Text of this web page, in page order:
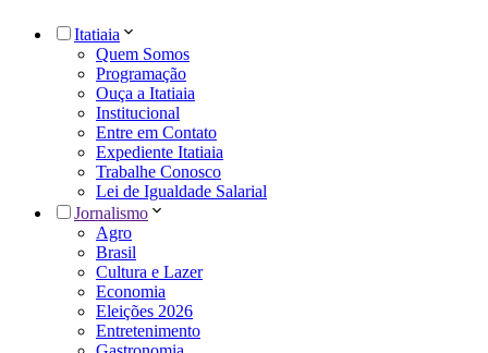
Itatiaia
Quem Somos
Programação
Ouça a Itatiaia
Institucional
Entre em Contato
Expediente Itatiaia
Trabalhe Conosco
Lei de Igualdade Salarial
Jornalismo
Agro
Brasil
Cultura e Lazer
Economia
Eleições 2026
Entretenimento